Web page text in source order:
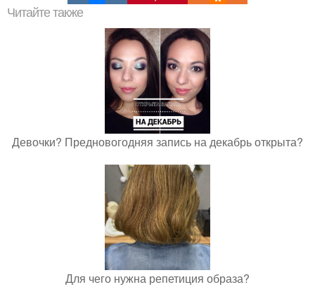
Читайте также
Девочки? Предновогодняя запись на декабрь открыта?
Для чего нужна репетиция образа?